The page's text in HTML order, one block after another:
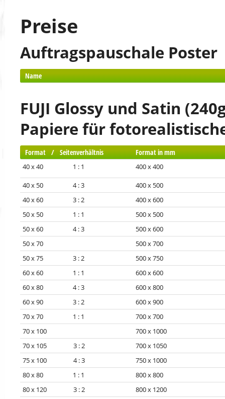
Preise
Auftragspauschale Poster
Name
FUJI Glossy und Satin
Papiere für
Format / Seitenverhältnis Format in mm
40 x 40 1 : 1 400 x 400
40 x 50 4 : 3
400 x 500
40 x 60 3 : 2
400 x 600
50 x 50 1 : 1
500 x 500
50 x 60 4 : 3
500 x 600
50 x 70
500 x 700
50 x 75 3 : 2
500 x 750
60 x 60 1 : 1
600 x 600
60 x 80 4 : 3
600 x 800
60 x 90 3 : 2
600 x 900
70 x 70 1 : 1
700 x 700
70 x 100
700 x 1000
70 x 105 3 : 2
700 x 1050
75 x 100 4 : 3
750 x 1000
80 x 80 1 : 1
800 x 800
80 x 120 3 : 2
800 x 1200